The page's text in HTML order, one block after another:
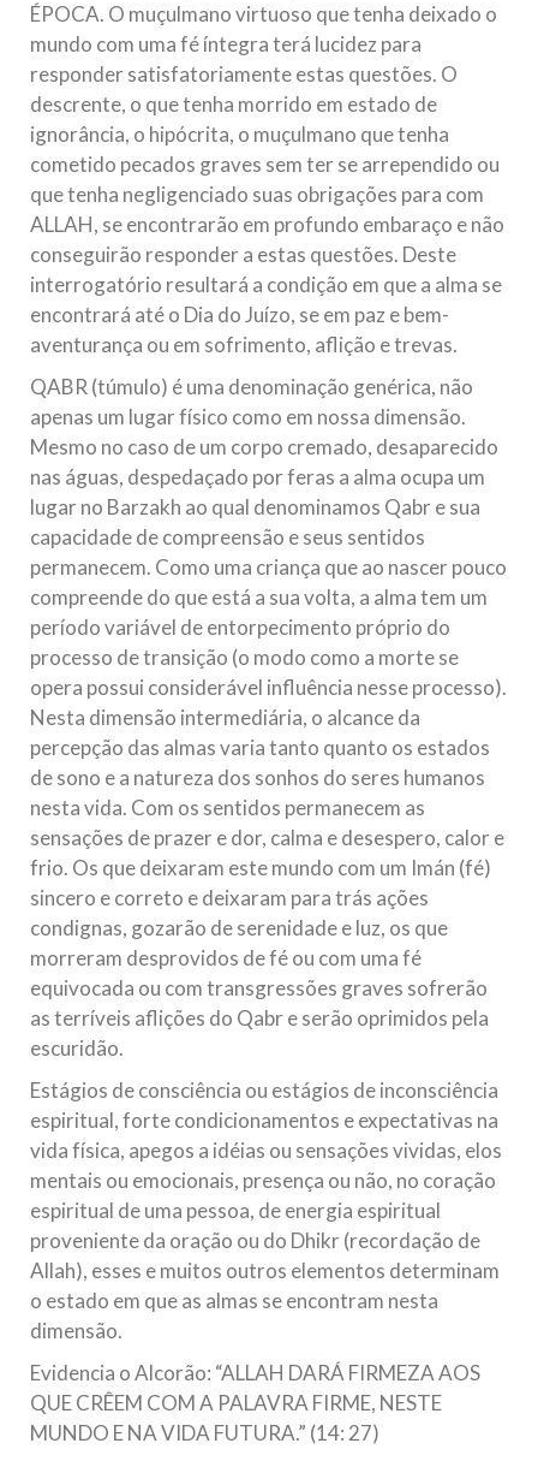
ÉPOCA. O muçulmano virtuoso que tenha deixado o
mundo com uma fé íntegra terá lucidez para
responder satisfatoriamente estas questões. O
descrente, o que tenha morrido em estado de
ignorância, o hipócrita, o muçulmano que tenha
cometido pecados graves sem ter se arrependido ou
que tenha negligenciado suas obrigações para com
ALLAH, se encontrarão em profundo embaraço e não
conseguirão responder a estas questões. Deste
interrogatório resultará a condição em que a alma se
encontrará até o Dia do Juízo, se em paz e bem-
aventurança ou em sofrimento, aflição e trevas.
QABR (túmulo) é uma denominação genérica, não
apenas um lugar físico como em nossa dimensão.
Mesmo no caso de um corpo cremado, desaparecido
nas águas, despedaçado por feras a alma ocupa um
lugar no Barzakh ao qual denominamos Qabr e sua
capacidade de compreensão e seus sentidos
permanecem. Como uma criança que ao nascer pouco
compreende do que está a sua volta, a alma tem um
período variável de entorpecimento próprio do
processo de transição (o modo como a morte se
opera possui considerável influência nesse processo).
Nesta dimensão intermediária, o alcance da
percepção das almas varia tanto quanto os estados
de sono e a natureza dos sonhos do seres humanos
nesta vida. Com os sentidos permanecem as
sensações de prazer e dor, calma e desespero, calor e
frio. Os que deixaram este mundo com um Imán (fé)
sincero e correto e deixaram para trás ações
condignas, gozarão de serenidade e luz, os que
morreram desprovidos de fé ou com uma fé
equivocada ou com transgressões graves sofrerão
as terríveis aflições do Qabr e serão oprimidos pela
escuridão.
Estágios de consciência ou estágios de inconsciência
espiritual, forte condicionamentos e expectativas na
vida física, apegos a idéias ou sensações vividas, elos
mentais ou emocionais, presença ou não, no coração
espiritual de uma pessoa, de energia espiritual
proveniente da oração ou do Dhikr (recordação de
Allah), esses e muitos outros elementos determinam
o estado em que as almas se encontram nesta
dimensão.
Evidencia o Alcorão: “ALLAH DARÁ FIRMEZA AOS
QUE CRÊEM COM A PALAVRA FIRME, NESTE
MUNDO E NA VIDA FUTURA.” (14: 27)